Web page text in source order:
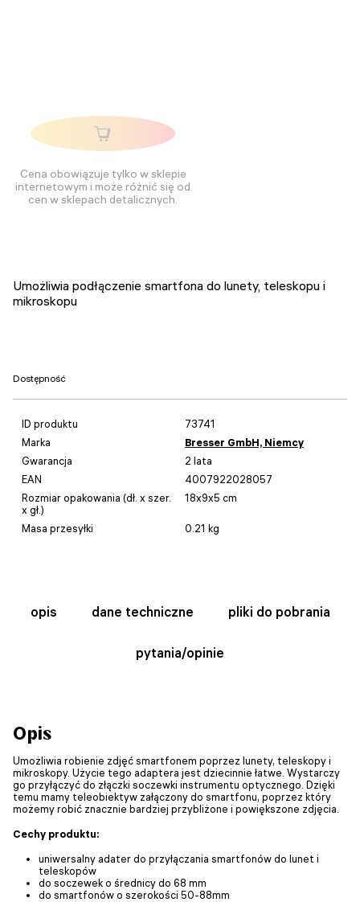
Cena obowiązuje tylko w sklepie
internetowym i może różnić się od
cen w sklepach detalicznych.
Umożliwia podłączenie smartfona do lunety, teleskopu i
mikroskopu
Dostępność
ID produktu
73741
Marka
Bresser GmbH, Niemcy
Gwarancja
2 lata
EAN
4007922028057
Rozmiar opakowania (dł. x szer.
x gł.)
18x9x5 cm
Masa przesyłki 0.21 kg
opis dane techniczne pliki do pobrania
pytania/opinie
Opis
Umożliwia robienie zdjęć smartfonem poprzez lunety, teleskopy i
mikroskopy. Użycie tego adaptera jest dziecinnie łatwe. Wystarczy
go przyłączyć do złączki soczewki instrumentu optycznego. Dzięki
temu mamy teleobiektyw załączony do smartfonu, poprzez który
możemy robić znacznie bardziej przybliżone i powiększone zdjęcia.
Cechy produktu:
uniwersalny adater do przyłączania smartfonów do lunet i
teleskopów
do soczewek o średnicy do 68 mm
do smartfonów o szerokości 50-88mm